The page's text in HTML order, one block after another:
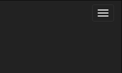
Меню